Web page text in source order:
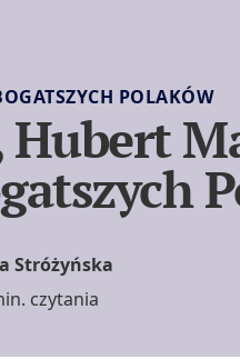
POLAKÓW
Stróżyńska
czytania